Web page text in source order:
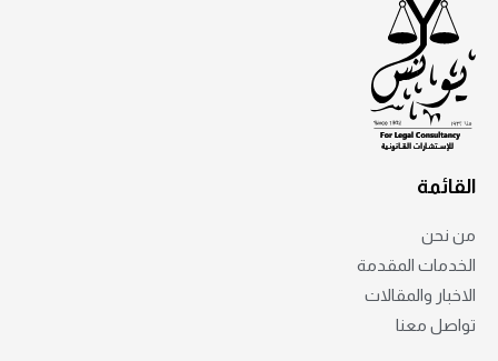
القائمة
من نحن
الخدمات المقدمة
الاخبار والمقالات
تواصل معنا